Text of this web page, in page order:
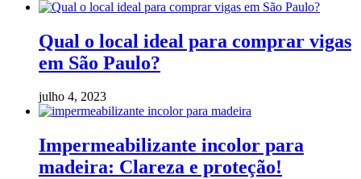
Qual o local ideal para comprar vigas
em São Paulo?
julho 4, 2023
Impermeabilizante incolor para
madeira: Clareza e proteção!